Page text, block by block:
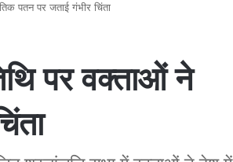
पतन पर जताई गंभीर चिंता
पर वक्ताओं ने